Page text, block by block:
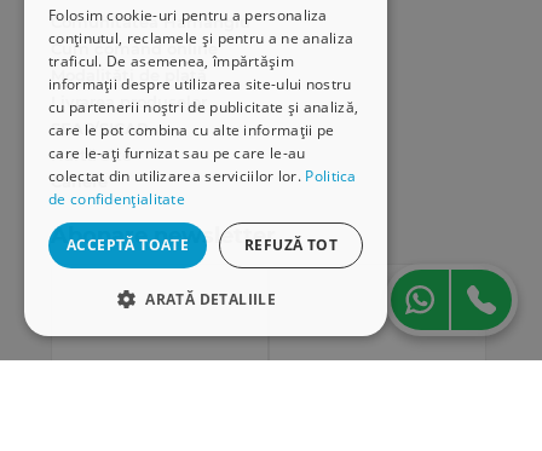
Folosim cookie-uri pentru a personaliza
conținutul, reclamele și pentru a ne analiza
traficul. De asemenea, împărtășim
informații despre utilizarea site-ului nostru
cu partenerii noștri de publicitate și analiză,
care le pot combina cu alte informații pe
care le-ați furnizat sau pe care le-au
colectat din utilizarea serviciilor lor. Politica
de confidențialitate
ACCEPTĂ TOATE REFUZĂ TOT
ARATĂ DETALIILE
Comunitatea Hamangiu
Cum comand online
Modalități de plată
Livrarea produselor
SEAP/SICAP
Hartă site
Cariere
Abonare newsletter